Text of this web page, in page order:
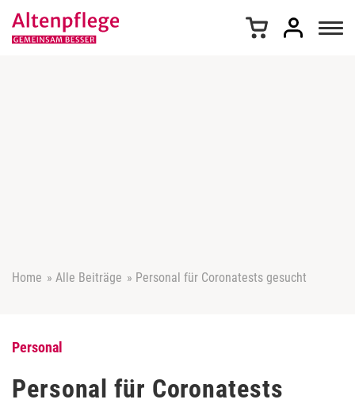
Home » Alle Beiträge » Personal für Coronatests gesucht
Personal
Personal für Coronatests